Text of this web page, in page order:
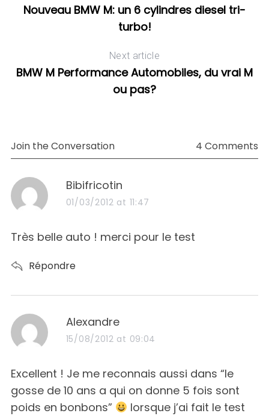
Nouveau BMW M: un 6 cylindres diesel tri-
turbo!
Next article
BMW M Performance Automobiles, du vrai M
ou pas?
Join the Conversation 4 Comments
s
a
s
Bibifricotin
01/03/2012 at 11:47
Très belle auto ! merci pour le test
Répondre
s
a
s
:
Alexandre
15/08/2012 at 09:04
Excellent ! Je me reconnais aussi dans “le
gosse de 10 ans a qui on donne 5 fois sont
poids en bonbons”
lorsque j’ai fait le test